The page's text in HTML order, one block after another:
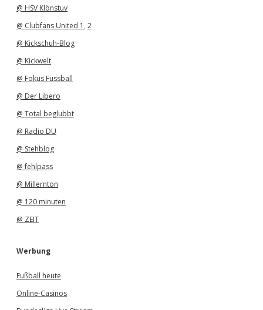
@ HSV Klönstuv
@ Clubfans United 1 , 2
@ Kickschuh-Blog
@ Kickwelt
@ Fokus Fussball
@ Der Libero
@ Total beglubbt
@ Radio DU
@ Stehblog
@ fehlpass
@ Millernton
@ 120 minuten
@ ZEIT
Werbung
Fußball heute
Online-Casinos